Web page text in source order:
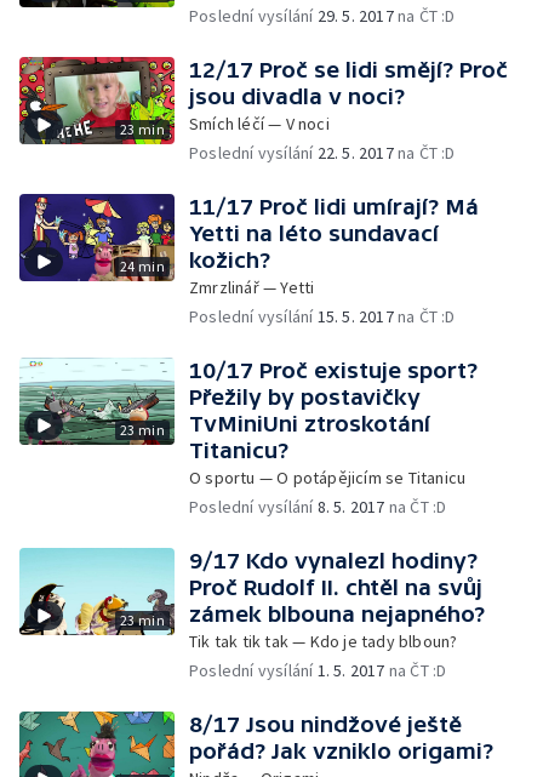
Poslední vysílání 29. 5. 2017na ČT :D
23 min
12/17 Proč se lidi smějí? Proč
jsou divadla v noci?
Smích léčí — V noci
Poslední vysílání 22. 5. 2017na ČT :D
24 min
11/17 Proč lidi umírají? Má
Yetti na léto sundavací
kožich?
Zmrzlinář — Yetti
Poslední vysílání 15. 5. 2017na ČT :D
23 min
10/17 Proč existuje sport?
Přežily by postavičky
TvMiniUni ztroskotání
Titanicu?
O sportu — O potápějicím se Titanicu
Poslední vysílání8. 5. 2017 na ČT :D
23 min
9/17 Kdo vynalezl hodiny?
Proč Rudolf II. chtěl na svůj
zámek blbouna nejapného?
Tik tak tik tak — Kdo je tady blboun?
Poslední vysílání 1. 5. 2017 na ČT :D
8/17 Jsou nindžové ještě
pořád? Jak vzniklo origami?